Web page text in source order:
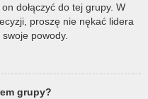
dołączyć do tej grupy. W
proszę nie nękać lidera
powody.
grupy?